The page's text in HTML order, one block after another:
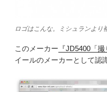
ロゴはこんな。ミシュランより
このメーカー 『JD5400「
イールのメーカーとして認